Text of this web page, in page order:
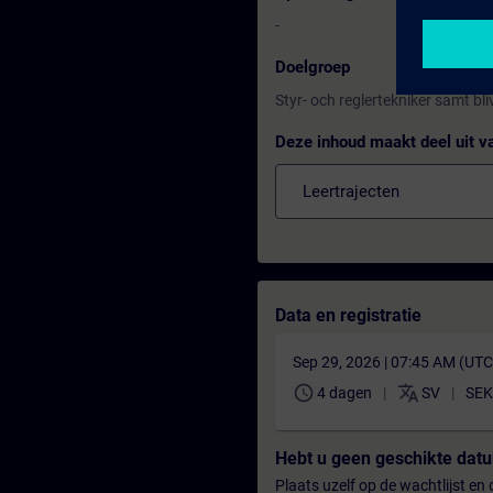
-
Doelgroep
Styr- och reglertekniker samt
Deze inhoud maakt deel uit
Leertrajecten
Data en registratie
Sep 29, 2026 | 07:45 AM
schedule 4 dagen translate SV
Hebt u geen geschikte
Plaats uzelf op de wachtlijst en